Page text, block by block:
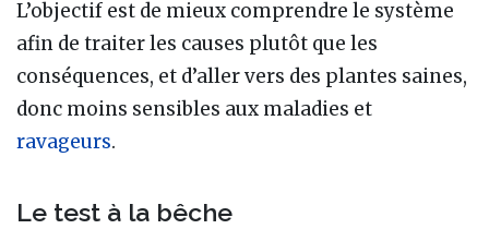
L’objectif est de mieux comprendre le système
afin de traiter les causes plutôt que les
conséquences, et d’aller vers des plantes saines,
donc moins sensibles aux maladies et
ravageurs.
Le test à la bêche